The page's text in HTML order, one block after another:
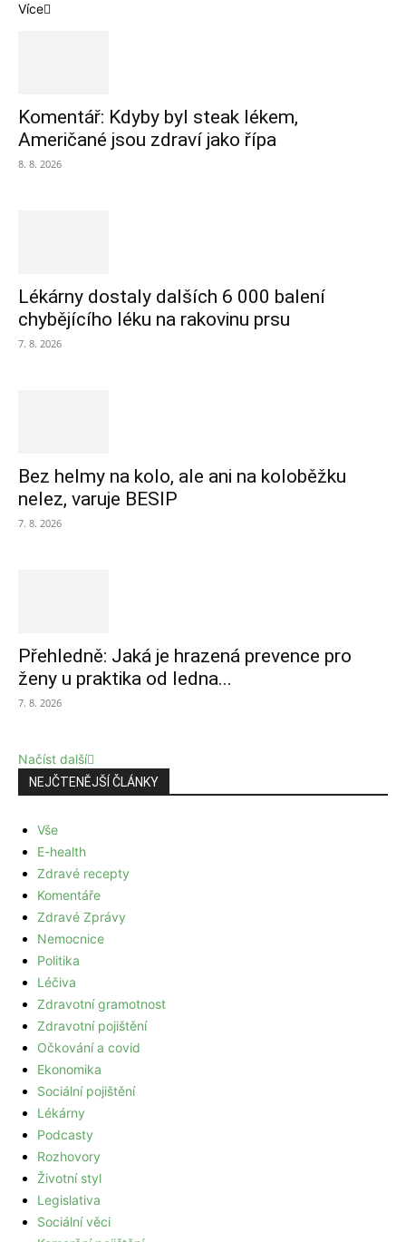
Více
Komentář: Kdyby byl steak lékem,
Američané jsou zdraví jako řípa
8. 8. 2026
Lékárny dostaly dalších 6 000 balení
chybějícího léku na rakovinu prsu
7. 8. 2026
Bez helmy na kolo, ale ani na koloběžku
nelez, varuje BESIP
7. 8. 2026
Přehledně: Jaká je hrazená prevence pro
ženy u praktika od ledna...
7. 8. 2026
Načíst další
NEJČTENĚJŠÍ ČLÁNKY
Vše
E-health
Zdravé recepty
Komentáře
Zdravé Zprávy
Nemocnice
Politika
Léčiva
Zdravotní gramotnost
Zdravotní pojištění
Očkování a covid
Ekonomika
Sociální pojištění
Lékárny
Podcasty
Rozhovory
Životní styl
Legislativa
Sociální věci